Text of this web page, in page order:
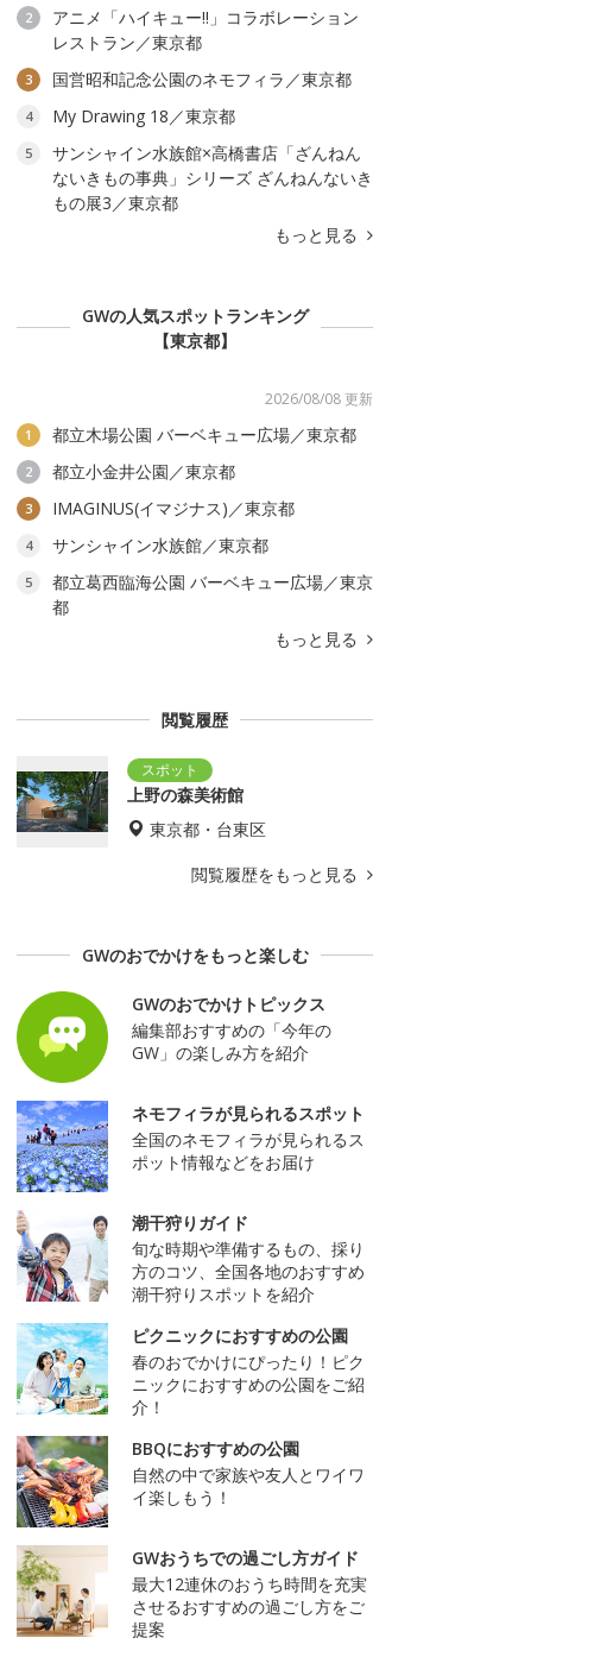
2
アニメ「ハイキュー!!」コラボレーション
レストラン／東京都
3 国営昭和記念公園のネモフィラ／東京都
4 My Drawing 18／東京都
5
サンシャイン水族館×高橋書店「ざんねん
ないきもの事典」シリーズ ざんねんないき
もの展3／東京都
もっと見る
GWの人気スポットランキング
【東京都】
2026/08/08 更新
1 都立木場公園 バーベキュー広場／東京都
2 都立小金井公園／東京都
3 IMAGINUS(イマジナス)／東京都
4 サンシャイン水族館／東京都
5
都立葛西臨海公園 バーベキュー広場／東京
都
もっと見る
閲覧履歴
上野の森美術館
東京都・台東区
閲覧履歴をもっと見る
GWのおでかけをもっと楽しむ
GWのおでかけトピックス
編集部おすすめの「今年の
GW」の楽しみ方を紹介
ネモフィラが見られるスポット
全国のネモフィラが見られるス
ポット情報などをお届け
潮干狩りガイド
旬な時期や準備するもの、採り
方のコツ、全国各地のおすすめ
潮干狩りスポットを紹介
ピクニックにおすすめの公園
春のおでかけにぴったり！ピク
ニックにおすすめの公園をご紹
介！
BBQにおすすめの公園
自然の中で家族や友人とワイワ
イ楽しもう！
GWおうちでの過ごし方ガイド
最大12連休のおうち時間を充実
させるおすすめの過ごし方をご
提案